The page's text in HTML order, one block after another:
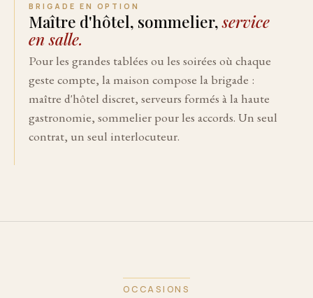
BRIGADE EN OPTION
Maître d'hôtel, sommelier,service
en salle.
Pour les grandes tablées ou les soirées où chaque
geste compte, la maison compose la brigade :
maître d'hôtel discret, serveurs formés à la haute
gastronomie, sommelier pour les accords. Un seul
contrat, un seul interlocuteur.
OCCASIONS